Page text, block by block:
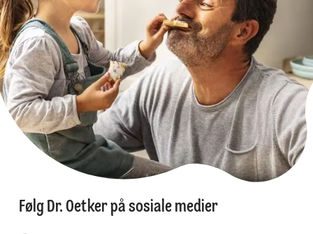
Følg Dr. Oetker på sosiale medier